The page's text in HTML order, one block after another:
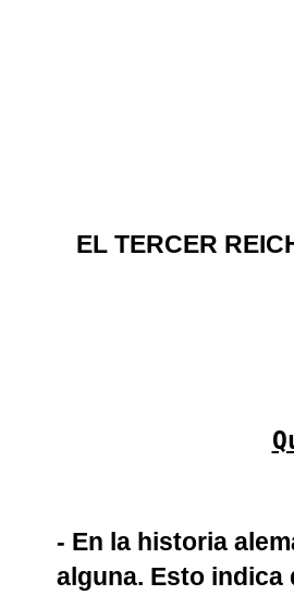
EL TERCER
- En la historia
alguna. Esto indica